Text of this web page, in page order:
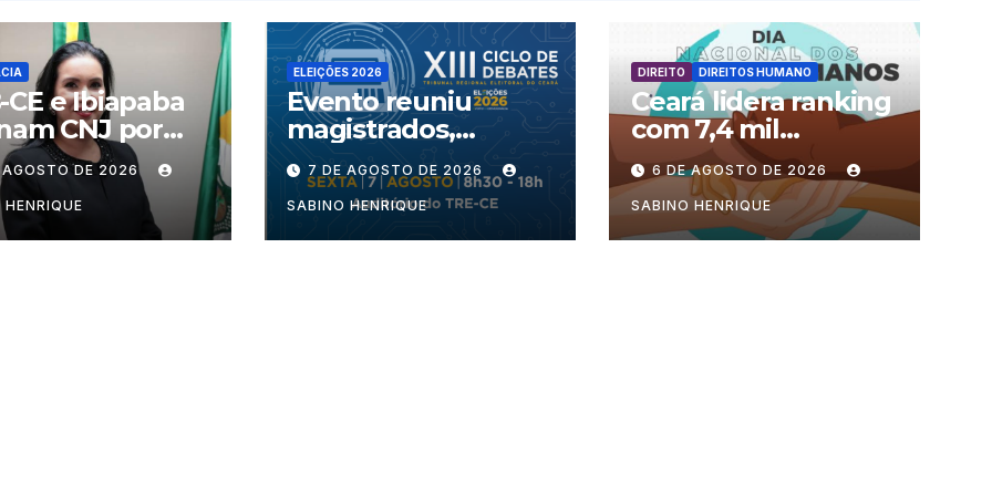
CE e Ibiapaba
CNJ por
de juiz
AGOSTO DE 2026
ELEIÇÕES 2026
Evento reuniu
magistrados,
procuradores,
advogados e
especialistas para
debater inteligência
7 DE AGOSTO DE 2026
SABINO HENRIQUE
DIREITO DIREITOS HUMANO
Ceará lidera ranking
com 7,4 mil
processos no país
6 DE AGOSTO DE 2026
SABINO HENRIQUE